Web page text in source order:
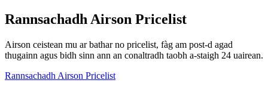
Rannsachadh Airson Pricelist
Airson ceistean mu ar bathar no pricelist, fàg am post-d agad
thugainn agus bidh sinn ann an conaltradh taobh a-staigh 24 uairean.
Rannsachadh Airson Pricelist